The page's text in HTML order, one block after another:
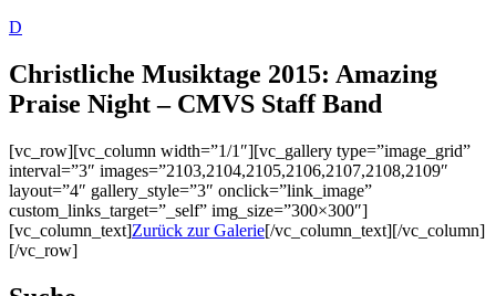
D
Christliche Musiktage 2015: Amazing
Praise Night – CMVS Staff Band
[vc_row][vc_column width=”1/1″][vc_gallery type=”image_grid”
interval=”3″ images=”2103,2104,2105,2106,2107,2108,2109″
layout=”4″ gallery_style=”3″ onclick=”link_image”
custom_links_target=”_self” img_size=”300×300″]
[vc_column_text]Zurück zur Galerie[/vc_column_text][/vc_column]
[/vc_row]